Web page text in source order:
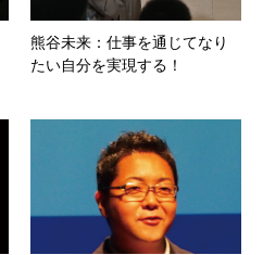
熊谷未来：仕事を通じてなり
たい自分を実現する！